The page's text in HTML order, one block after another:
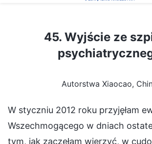
45. Wyjście ze
Autorstwa Xiaocao,
W styczniu 2012 roku przyjęłam
Wszechmogącego w dniach
tym, jak zaczęłam wierzyć, w